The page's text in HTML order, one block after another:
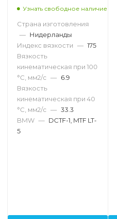
Узнать свободное наличие
Страна изготовления
— Нидерланды
Индекс вязкости — 175
Вязкость
кинематическая при 100
°С, мм2/с — 6.9
Вязкость
кинематическая при 40
°С, мм2/с — 33.3
BMW — DCTF-1, MTF LT-
5